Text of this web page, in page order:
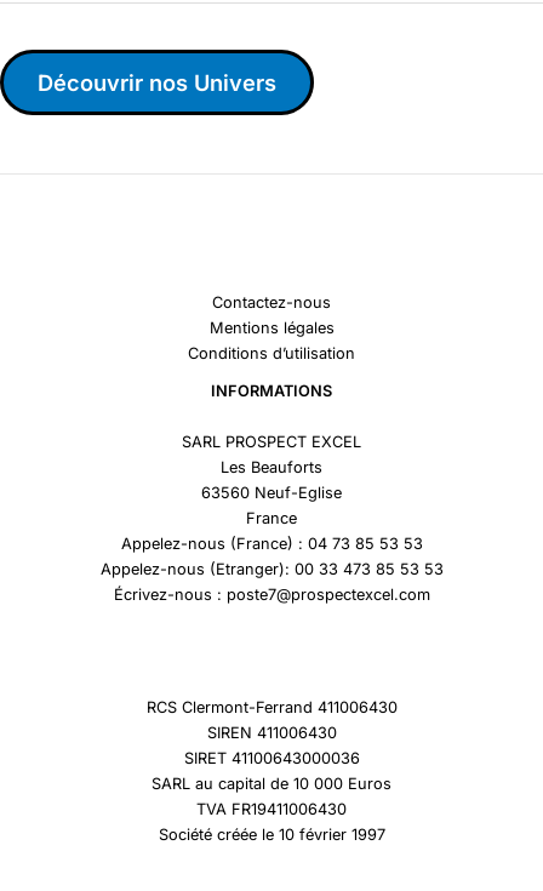
Découvrir nos Univers
Contactez-nous
Mentions légales
Conditions d’utilisation
INFORMATIONS
SARL PROSPECT EXCEL
Les Beauforts
63560 Neuf-Eglise
France
Appelez-nous (France) : 04 73 85 53 53
Appelez-nous (Etranger): 00 33 473 85 53 53
Écrivez-nous : poste7@prospectexcel.com
RCS Clermont-Ferrand 411006430
SIREN 411006430
SIRET 41100643000036
SARL au capital de 10 000 Euros
TVA FR19411006430
Société créée le 10 février 1997